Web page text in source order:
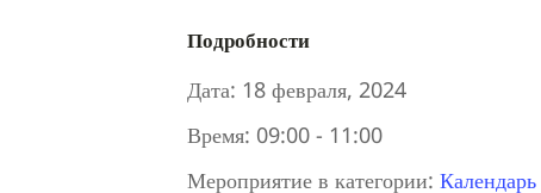
Подробности
Дата: 18 февраля, 2024
Время: 09:00 - 11:00
Мероприятие в категории: Календарь